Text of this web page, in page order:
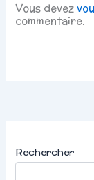
Vous devez
commentaire.
Rechercher